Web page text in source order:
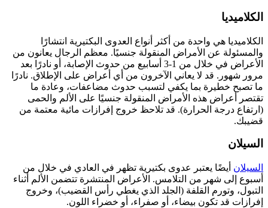
الكلاميديا
الكلاميديا ​​هي واحدة من أكثر أنواع العدوى البكتيرية انتشارًا
والمسئولة عن الأمراض المنقولة جنسيًا. معظم الرجال يعانون من
الأعراض في خلال من 1-3 أسابيع من حدوث الإصابة، أو نادرًا بعد
مرور شهور. قد لا يعاني الآخرون من أي أعراض على الإطلاق. نادرًا
ما تصبح خطيرة بما يكفي لتسبب حدوث مضاعفات، وعادة ما
تقتصر أعراض هذه الأمراض المنقولة جنسيًا على الألم والحمى
(ارتفاع درجة الحرارة). قد تلاحظ خروج إفرازات مائية معتمة من
قضيبك.
السيلان
السيلان أيضًا يعتبر عدوى بكتيرية تظهر في العادي في خلال من
أسبوع إلى شهر من التلامس. الأعراض المنتشرة تتضمن الألم أثناء
التبول، وتورم القلفة (الجلد الذي يغطي رأس القضيب)، وخروج
إفرازات قد تكون بيضاء، أو صفراء، أو خضراء اللون.